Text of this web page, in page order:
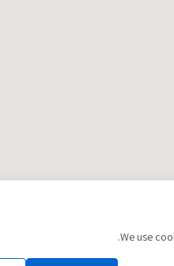
We use